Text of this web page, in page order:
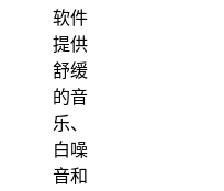
软件
提供
舒缓
的音
乐、
白噪
音和